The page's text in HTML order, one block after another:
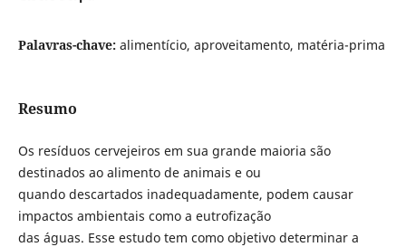
Palavras-chave: alimentício, aproveitamento, matéria-prima
Resumo
Os resíduos cervejeiros em sua grande maioria são
destinados ao alimento de animais e ou
quando descartados inadequadamente, podem causar
impactos ambientais como a eutrofização
das águas. Esse estudo tem como objetivo determinar a